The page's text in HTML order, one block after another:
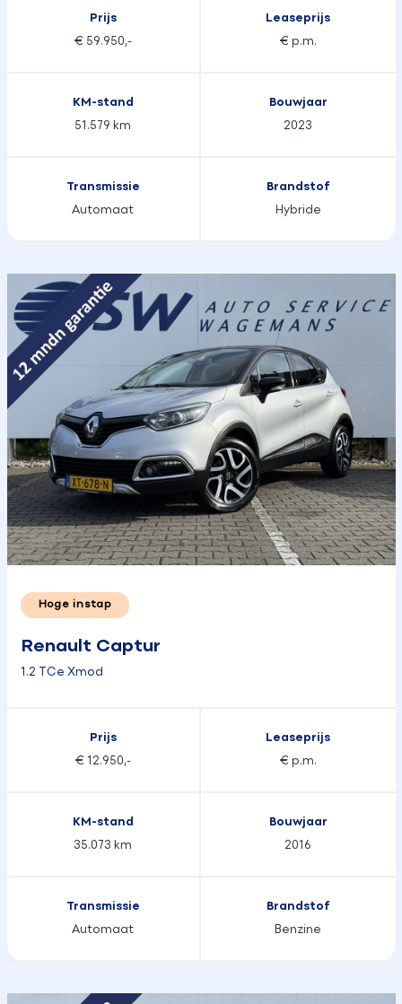
Prijs
€ 59.950,-
Leaseprijs
€ p.m.
KM-stand
51.579 km
Bouwjaar
2023
Transmissie
Automaat
Brandstof
Hybride
Hoge instap
Renault Captur
1.2 TCe Xmod
Prijs
€ 12.950,-
Leaseprijs
€ p.m.
KM-stand
35.073 km
Bouwjaar
2016
Transmissie
Automaat
Brandstof
Benzine